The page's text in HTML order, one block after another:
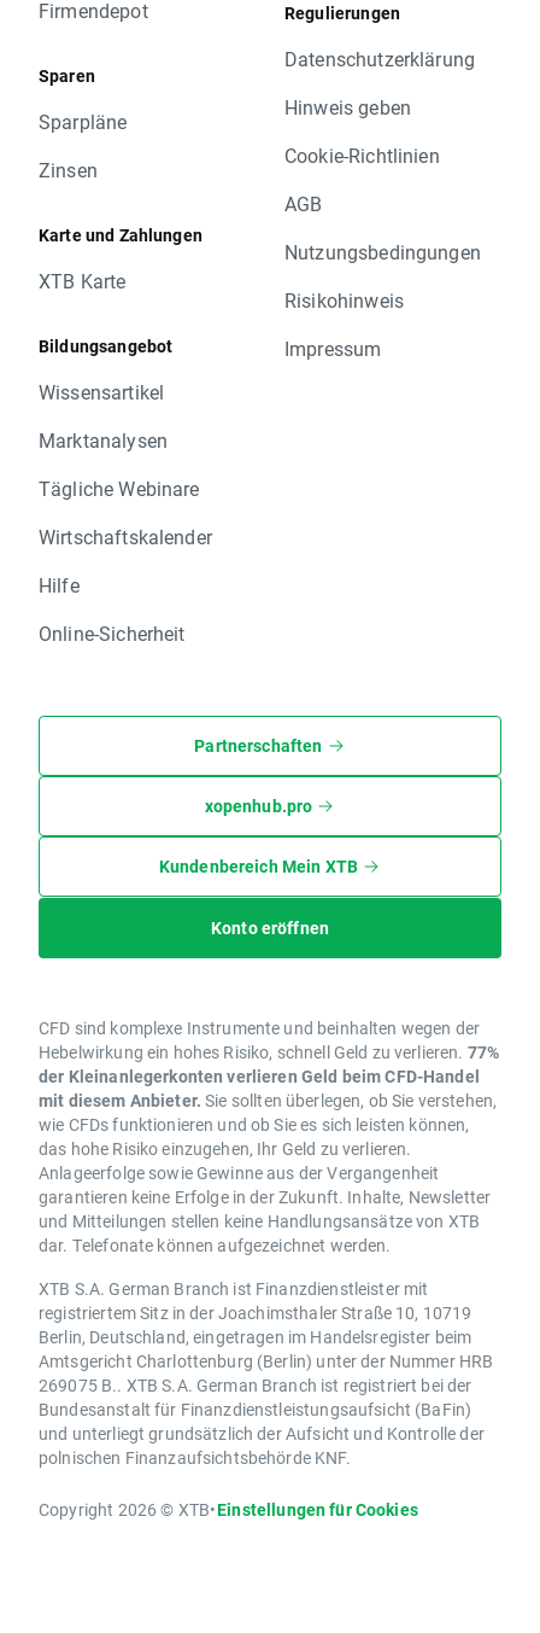
Firmendepot
Sparen
Sparpläne
Zinsen
Karte und Zahlungen
XTB Karte
Bildungsangebot
Wissensartikel
Marktanalysen
Tägliche Webinare
Wirtschaftskalender
Hilfe
Online-Sicherheit
Regulierungen
Datenschutzerklärung
Hinweis geben
Cookie-Richtlinien
AGB
Nutzungsbedingungen
Risikohinweis
Impressum
Partnerschaften
xopenhub.pro
Kundenbereich Mein XTB
Konto eröffnen
CFD sind komplexe Instrumente und beinhalten wegen der
Hebelwirkung ein hohes Risiko, schnell Geld zu verlieren. 77%
der Kleinanlegerkonten verlieren Geld beim CFD-Handel
mit diesem Anbieter. Sie sollten überlegen, ob Sie verstehen,
wie CFDs funktionieren und ob Sie es sich leisten können,
das hohe Risiko einzugehen, Ihr Geld zu verlieren.
Anlageerfolge sowie Gewinne aus der Vergangenheit
garantieren keine Erfolge in der Zukunft. Inhalte, Newsletter
und Mitteilungen stellen keine Handlungsansätze von XTB
dar. Telefonate können aufgezeichnet werden.
XTB S.A. German Branch ist Finanzdienstleister mit
registriertem Sitz in der Joachimsthaler Straße 10, 10719
Berlin, Deutschland, eingetragen im Handelsregister beim
Amtsgericht Charlottenburg (Berlin) unter der Nummer HRB
269075 B.. XTB S.A. German Branch ist registriert bei der
Bundesanstalt für Finanzdienstleistungsaufsicht (BaFin)
und unterliegt grundsätzlich der Aufsicht und Kontrolle der
polnischen Finanzaufsichtsbehörde KNF.
Copyright 2026 © XTB•Einstellungen für Cookies